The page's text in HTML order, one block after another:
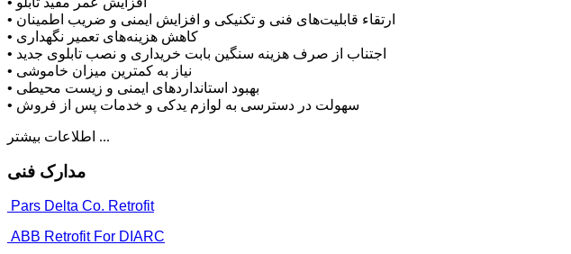
• ارتقاء قابلیت‌های فنی و تکنیکی و افزایش ایمنی و ضریب اطمینان
• کاهش هزینه‌های تعمیر نگهداری
• اجتناب از صرف هزینه سنگین بابت خریداری و نصب تابلوی جدید
• نیاز به کمترین میزان خاموشی
• بهبود استانداردهای ایمنی و زیست محیطی
• سهولت در دسترسی به لوازم یدکی و خدمات پس از فروش
اطلاعات بیشتر ...
مدارک فنی
Pars Delta Co. Retrofit
ABB Retrofit For DIARC